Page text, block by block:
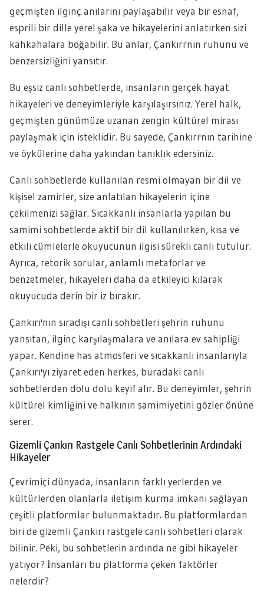
geçmişten ilginç anılarını paylaşabilir veya bir esnaf,
esprili bir dille yerel şaka ve hikayelerini anlatırken sizi
kahkahalara boğabilir. Bu anlar, Çankırı'nın ruhunu ve
benzersizliğini yansıtır.
Bu eşsiz canlı sohbetlerde, insanların gerçek hayat
hikayeleri ve deneyimleriyle karşılaşırsınız. Yerel halk,
geçmişten günümüze uzanan zengin kültürel mirası
paylaşmak için isteklidir. Bu sayede, Çankırı'nın tarihine
ve öykülerine daha yakından tanıklık edersiniz.
Canlı sohbetlerde kullanılan resmi olmayan bir dil ve
kişisel zamirler, size anlatılan hikayelerin içine
çekilmenizi sağlar. Sıcakkanlı insanlarla yapılan bu
samimi sohbetlerde aktif bir dil kullanılırken, kısa ve
etkili cümlelerle okuyucunun ilgisi sürekli canlı tutulur.
Ayrıca, retorik sorular, anlamlı metaforlar ve
benzetmeler, hikayeleri daha da etkileyici kılarak
okuyucuda derin bir iz bırakır.
Çankırı'nın sıradışı canlı sohbetleri şehrin ruhunu
yansıtan, ilginç karşılaşmalara ve anılara ev sahipliği
yapar. Kendine has atmosferi ve sıcakkanlı insanlarıyla
Çankırı'yı ziyaret eden herkes, buradaki canlı
sohbetlerden dolu dolu keyif alır. Bu deneyimler, şehrin
kültürel kimliğini ve halkının samimiyetini gözler önüne
serer.
Gizemli Çankırı Rastgele Canlı Sohbetlerinin Ardındaki
Hikayeler
Çevrimiçi dünyada, insanların farklı yerlerden ve
kültürlerden olanlarla iletişim kurma imkanı sağlayan
çeşitli platformlar bulunmaktadır. Bu platformlardan
biri de gizemli Çankırı rastgele canlı sohbetleri olarak
bilinir. Peki, bu sohbetlerin ardında ne gibi hikayeler
yatıyor? İnsanları bu platforma çeken faktörler
nelerdir?